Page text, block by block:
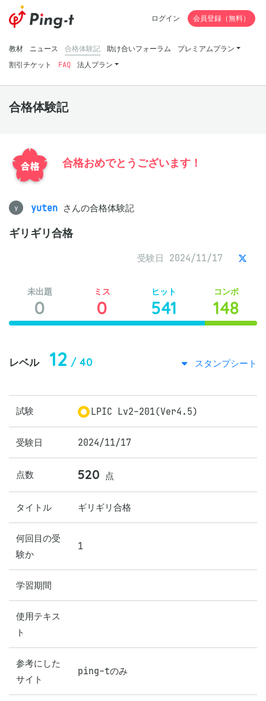
教材 ニュース 合格体験記 助け合いフォーラム
プレミアムプラン
割引チケット
FAQ 法人プラン
ログイン 会員登録（無料）
合格体験記
合格おめでとうございます！
y yuten さんの合格体験記
ギリギリ合格
受験日 2024/11/17
未出題
0
ミス
0
ヒット
541
コンボ
148
レベル 12 / 40 スタンプシート
試験 LPIC Lv2-201(Ver4.5)
受験日 2024/11/17
点数 520 点
タイトル ギリギリ合格
何回目の受
験か
1
学習期間
使用テキス
ト
参考にした
サイト
ping-tのみ